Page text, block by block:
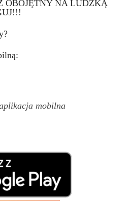
OBOJĘTNY NA LUDZKĄ
mobilna